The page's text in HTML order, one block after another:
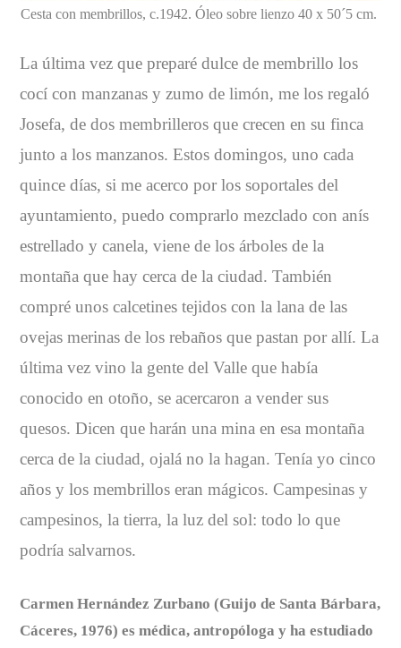
Cesta con membrillos, c.1942. Óleo sobre lienzo 40 x 50´5 cm.
La última vez que preparé dulce de membrillo los
cocí con manzanas y zumo de limón, me los regaló
Josefa, de dos membrilleros que crecen en su finca
junto a los manzanos. Estos domingos, uno cada
quince días, si me acerco por los soportales del
ayuntamiento, puedo comprarlo mezclado con anís
estrellado y canela, viene de los árboles de la
montaña que hay cerca de la ciudad. También
compré unos calcetines tejidos con la lana de las
ovejas merinas de los rebaños que pastan por allí. La
última vez vino la gente del Valle que había
conocido en otoño, se acercaron a vender sus
quesos. Dicen que harán una mina en esa montaña
cerca de la ciudad, ojalá no la hagan. Tenía yo cinco
años y los membrillos eran mágicos. Campesinas y
campesinos, la tierra, la luz del sol: todo lo que
podría salvarnos.
Carmen Hernández Zurbano (Guijo de Santa Bárbara,
Cáceres, 1976) es médica, antropóloga y ha estudiado